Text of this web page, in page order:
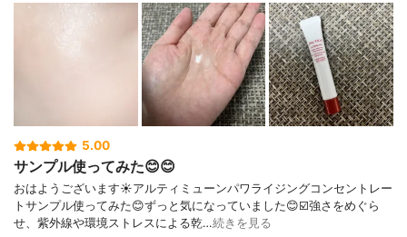
5.00
サンプル使ってみた😊😊
おはようございます☀アルティミューンパワライジングコンセントレー
トサンプル使ってみた😊ずっと気になっていました😊☑️強さをめぐら
せ、紫外線や環境ストレスによる乾…続きを見る